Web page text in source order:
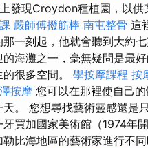
發現Croydon種植園，以供
嚴師傅撥筋棒 南屯整骨 這
一刻起，他就會聽到大約
的海灘之一，毫無疑問是最
很多空間。 學按摩課程 按
按摩 您可以在那裡使自己
。 您想尋找藝術靈感還是
買加國家美術館（1974年
比海地區的藝術家進行不